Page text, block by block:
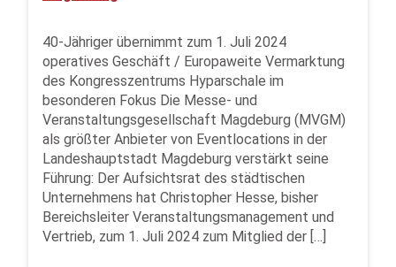
40-Jähriger übernimmt zum 1. Juli 2024
operatives Geschäft / Europaweite Vermarktung
des Kongresszentrums Hyparschale im
besonderen Fokus Die Messe- und
Veranstaltungsgesellschaft Magdeburg (MVGM)
als größter Anbieter von Eventlocations in der
Landeshauptstadt Magdeburg verstärkt seine
Führung: Der Aufsichtsrat des städtischen
Unternehmens hat Christopher Hesse, bisher
Bereichsleiter Veranstaltungsmanagement und
Vertrieb, zum 1. Juli 2024 zum Mitglied der […]